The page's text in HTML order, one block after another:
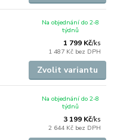
1 799 Kč/ks
1 487 Kč bez DPH
Na objednání do 2-8
týdnů
Zvolit variantu
3 199 Kč/ks
2 644 Kč bez DPH
Na objednání do 2-8
týdnů